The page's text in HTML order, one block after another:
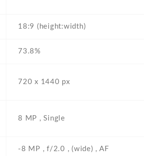
18:9 (height:width)
73.8%
720 x 1440 px
8 MP , Single
-8 MP , f/2.0 , (wide) , AF